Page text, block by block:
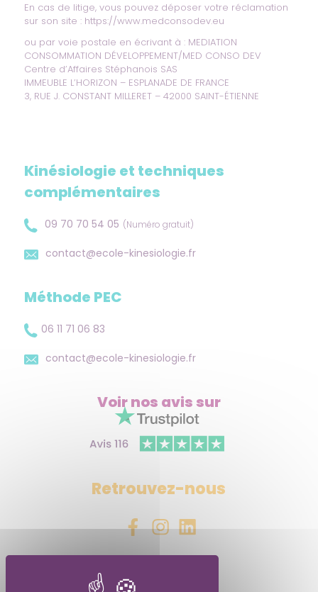
En cas de litige, vous pouvez déposer votre réclamation
sur son site : https://www.medconsodev.eu
ou par voie postale en écrivant à : MEDIATION
CONSOMMATION DÉVELOPPEMENT/MED CONSO DEV
Centre d’Affaires Stéphanois SAS
IMMEUBLE L’HORIZON – ESPLANADE DE FRANCE
3, RUE J. CONSTANT MILLERET – 42000 SAINT-ÉTIENNE
Kinésiologie et techniques
complémentaires
09 70 70 54 05 (Numéro gratuit)
contact@ecole-kinesiologie.fr
Méthode PEC
06 11 71 06 83
contact@ecole-kinesiologie.fr
Voir nos avissur
Retrouvez-nous